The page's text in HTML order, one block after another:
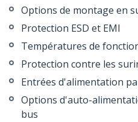
Options de montage en
Protection ESD et EMI
Températures de
Protection contre les
Entrées d'alimentation
Options d'auto-
bus